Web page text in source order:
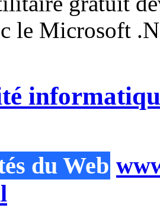
le Microsoft
du Web